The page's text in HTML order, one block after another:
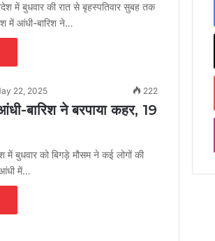
में बुधवार की रात से बृहस्पतिवार सुबह तक
में आंधी-बारिश ने…
22, 2025 222
बारिश ने बरपाया कहर, 19
में बुधवार को बिगड़े मौसम ने कई लोगों की
में…